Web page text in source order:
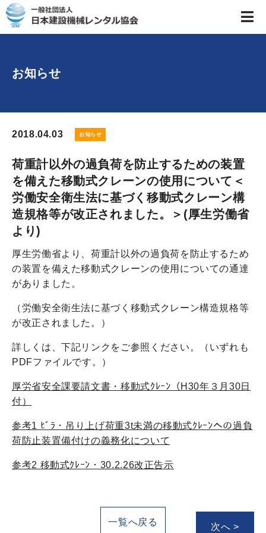
お知らせ
2018.04.03 お知らせ
荷重計以外の過負荷を防止するための装置
を備えた移動式クレーンの使用について＜
労働安全衛生法に基づく移動式クレーン構
造規格等が改正されました。＞(厚生労働省
より)
厚生労働省より、荷重計以外の過負荷を防止するため
の装置を備えた移動式クレーンの使用についての通達
がありました。
（労働安全衛生法に基づく移動式クレーン構造規格等
が改正されました。）
詳しくは、下記リンクをご参照ください。（いずれも
PDFファイルです。）
厚労省安全課要請文書・移動式ｸﾚｰﾝ（H30年３月30日
付）
参考1 ﾋﾞﾗ・吊り上げ荷重3t未満の移動式ｸﾚｰﾝへの過負
荷防止装置備付けの義務化について
参考2 移動式ｸﾚｰﾝ・30.2.26改正告示
一覧へ戻る 次へ >